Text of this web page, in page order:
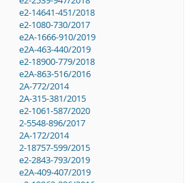
e2-14641-451/2018
e2-1080-730/2017
e2A-1666-910/2019
e2A-463-440/2019
e2-18900-779/2018
e2A-863-516/2016
2A-772/2014
2A-315-381/2015
e2-1061-587/2020
2-5548-896/2017
2A-172/2014
2-18757-599/2015
e2-2843-793/2019
e2A-409-407/2019